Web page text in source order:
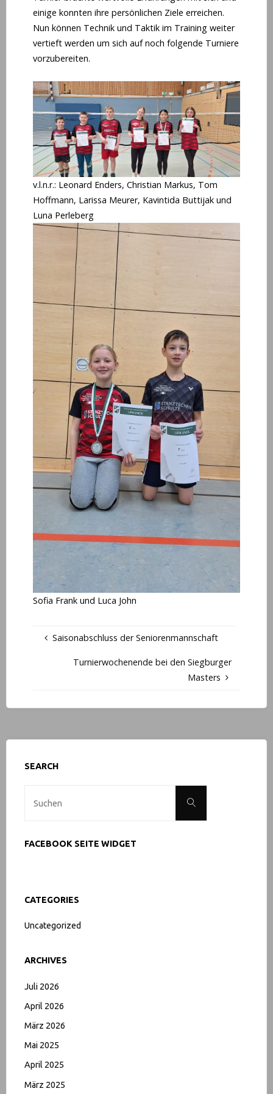
einige konnten ihre persönlichen Ziele erreichen.
Nun können Technik und Taktik im Training weiter
vertieft werden um sich auf noch folgende Turniere
vorzubereiten.
v.l.n.r.: Leonard Enders, Christian Markus, Tom
Hoffmann, Larissa Meurer, Kavintida Buttijak und
Luna Perleberg
Sofia Frank und Luca John
Saisonabschluss der Seniorenmannschaft
Turnierwochenende bei den Siegburger
Masters
SEARCH
Suchen
FACEBOOK SEITE WIDGET
CATEGORIES
Uncategorized
ARCHIVES
Juli 2026
April 2026
März 2026
Mai 2025
April 2025
März 2025